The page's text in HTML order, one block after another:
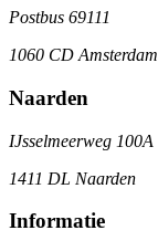
Postbus 69111
1060 CD Amsterdam
Naarden
IJsselmeerweg 100A
1411 DL Naarden
Informatie